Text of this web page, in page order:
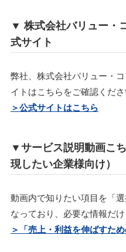
▼ 株式会社バリュー・
式サイト
弊社、株式会社バリュー・
イトはこちらをご確認くださ
＞公式サイトはこちら
▼サービス説明動画こ
現したい企業様向け）
動画内で知りたい項目を「
なっており、必要な情報だ
＞「売上・利益を伸ばすた